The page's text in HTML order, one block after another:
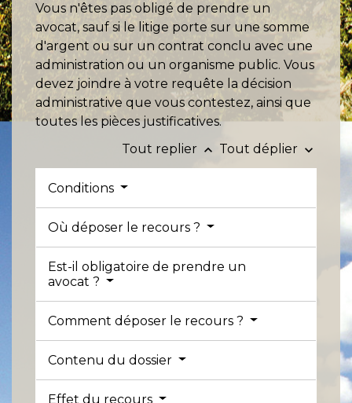
Vous n'êtes pas obligé de prendre un
avocat, sauf si le litige porte sur une somme
d'argent ou sur un contrat conclu avec une
administration ou un organisme public. Vous
devez joindre à votre requête la décision
administrative que vous contestez, ainsi que
toutes les pièces justificatives.
Tout replier keyboard_arrow_up Tout déplier keyboard_arrow_down
Conditions
Où déposer le recours ?
Est-il obligatoire de prendre un
avocat ?
Comment déposer le recours ?
Contenu du dossier
Effet du recours